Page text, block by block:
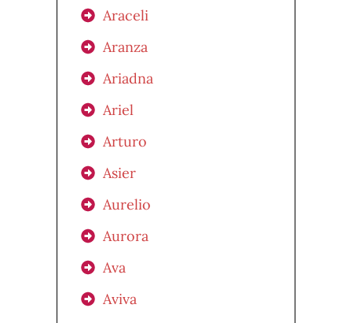
Araceli
Aranza
Ariadna
Ariel
Arturo
Asier
Aurelio
Aurora
Ava
Aviva